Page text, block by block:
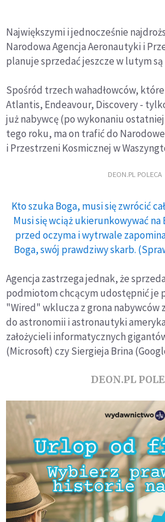
Największymi i jednocześnie
Narodowa Agencja Aeronautyki i
planuje sprzedać jeszcze w lutym
Spośród trzech wahadłowców,
Atlantis, Endeavour, Discovery -
już nabywcę (po wykonaniu
tego roku, ma on trafić do
i Przestrzeni Kosmicznej w
DEON.PL POLECA
Kto szuka Boga, musi się zwrócić
Musi się wciąż ukierunkowywać na
przed oczyma i wytrwale
Boga, swój prawdziwy skarb.
Agencja zastrzega jednak, że
podmiotom chcącym udostępnić je
"Wired" wklucza z grona nabywców
do astronomii i astronautyki
założycieli informatycznych
(Microsoft) czy Siergieja Brina
DEON.PL